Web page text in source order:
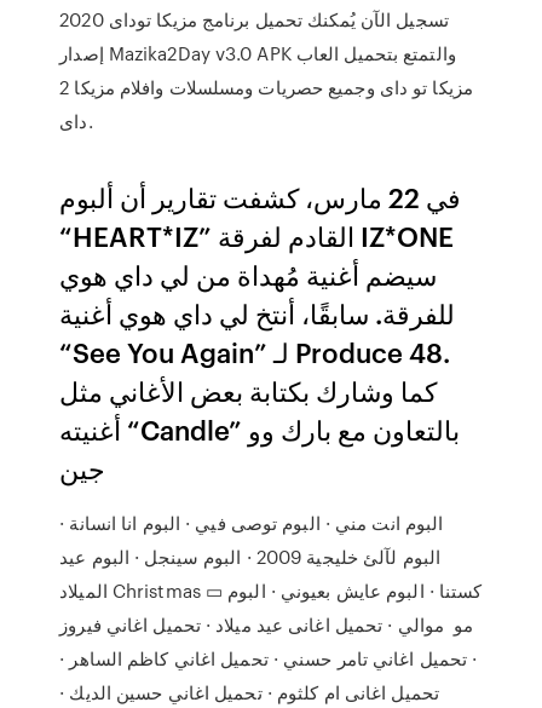
تسجيل الآن يُمكنك تحميل برنامج مزيكا توداى 2020
إصدار Mazika2Day v3.0 APK والتمتع بتحميل العاب
مزيكا تو داى وجميع حصريات ومسلسلات وافلام مزيكا 2
داى.
في 22 مارس، كشفت تقارير أن ألبوم
“HEART*IZ” القادم لفرقة IZ*ONE
سيضم أغنية مُهداة من لي داي هوي
للفرقة. سابقًا، أنتخ لي داي هوي أغنية
“See You Again” لـ Produce 48.
كما وشارك بكتابة بعض الأغاني مثل
أغنيته “Candle” بالتعاون مع بارك وو
جين
البوم انت مني · البوم توصى فيي · البوم انا انسانة ·
البوم لآلئ خليجية 2009 · البوم سينجل · البوم عيد
الميلاد Christmas ▭ كستنا · البوم عايش بعيوني · البوم
مو موالي · تحميل اغانى عيد ميلاد · تحميل اغاني فيروز
· تحميل اغاني تامر حسني · تحميل اغاني كاظم الساهر ·
تحميل اغانى ام كلثوم · تحميل اغاني حسين الديك ·